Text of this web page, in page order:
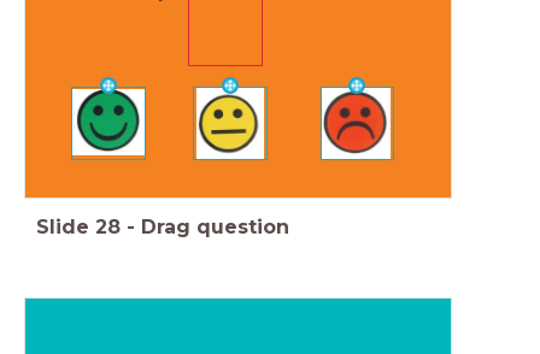
Slide 28 - Drag question